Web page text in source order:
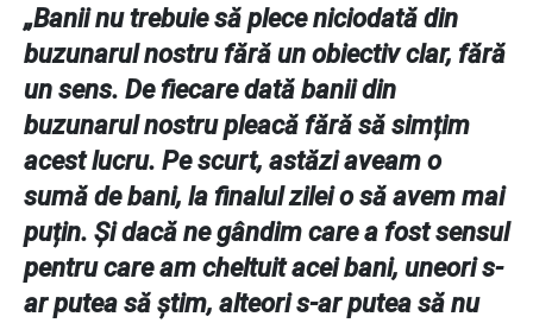
„Banii nu trebuie să plece niciodată din
buzunarul nostru fără un obiectiv clar, fără
un sens. De fiecare dată banii din
buzunarul nostru pleacă fără să simțim
acest lucru. Pe scurt, astăzi aveam o
sumă de bani, la finalul zilei o să avem mai
puțin. Și dacă ne gândim care a fost sensul
pentru care am cheltuit acei bani, uneori s-
ar putea să știm, alteori s-ar putea să nu